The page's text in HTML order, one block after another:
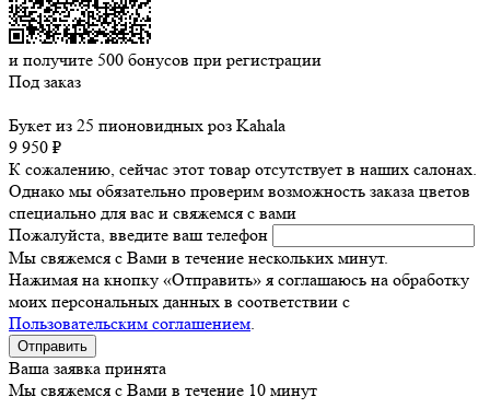
и получите 500 бонусов при регистрации
Под заказ
Букет из 25 пионовидных роз Kahala
9 950 ₽
К сожалению, сейчас этот товар отсутствует в наших салонах.
Однако мы обязательно проверим возможность заказа цветов
специально для вас и свяжемся с вами
Пожалуйста, введите ваш телефон
Мы свяжемся с Вами в течение нескольких минут.
Нажимая на кнопку «Отправить» я соглашаюсь на обработку
моих персональных данных в соответствии с
Пользовательским соглашением.
Ваша заявка принята
Мы свяжемся с Вами в течение 10 минут